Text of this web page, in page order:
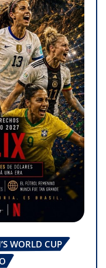
WORLD CUP